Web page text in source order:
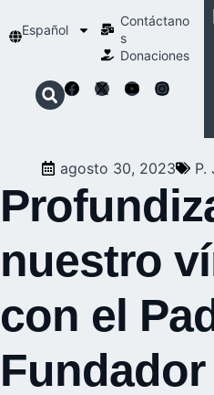
Español
Contáctano
s
Donaciones
agosto 30, 2023 P.
nuestro
con el
Fundador